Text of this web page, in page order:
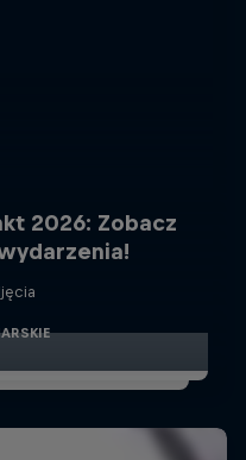
2026: Zobacz